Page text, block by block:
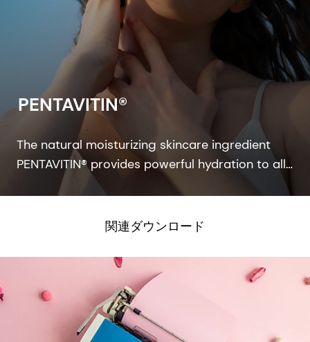
PENTAVITIN®
The natural moisturizing skincare ingredient
PENTAVITIN® provides powerful hydration to all
facial areas, visualized by new facial skin
関連ダウンロード